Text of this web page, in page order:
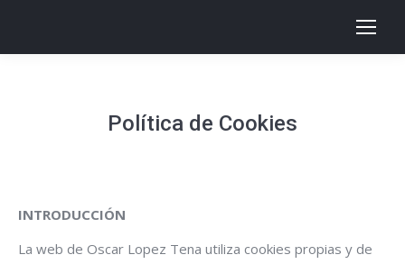
Política de Cookies
INTRODUCCIÓN
La web de Oscar Lopez Tena utiliza cookies propias y de